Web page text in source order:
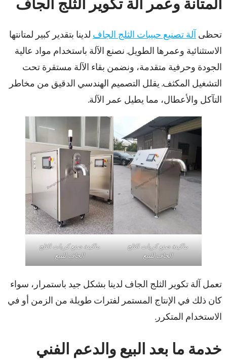
تحظىآلة تصنيع حبيبات الثلج الجافلدينا بتقدير كبير لمتانتها
الاستثنائية وعمرها الطويل. نصنع الآلة باستخدام مواد عالية
الجودة وحرفية متقدمة، ونضمن بقاء الآلة مستقرة تحت
التشغيل المكثف. يقلل التصميم الهندسي الدقيق من مخاطر
التآكل والأعطال، مما يطيل عمر الآلة.
ماكينة صنع كريات الثلج
الجاف للبيع
ماكينة صنع كريات الثلج
الجاف للبيع
تعمل آلة تكوير الثلج الجاف لدينا بشكل جيد باستمرار، سواء
كان ذلك في الإنتاج المستمر لفترات طويلة من الزمن أو في
الاستخدام المتكرر.
خدمة ما بعد البيع والدعم الفني